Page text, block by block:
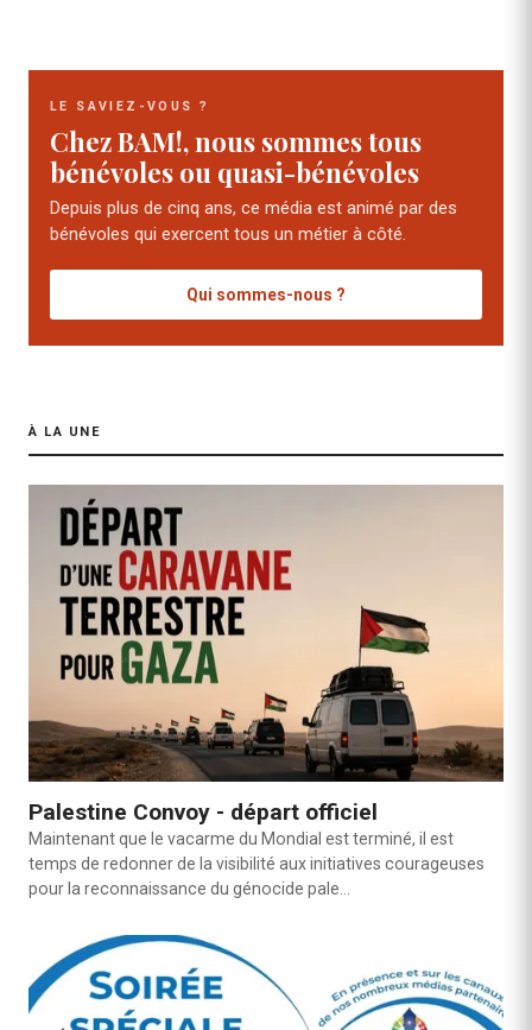
LE SAVIEZ-VOUS ?
Chez BAM!, nous sommes tous
bénévoles ou quasi-bénévoles
Depuis plus de cinq ans, ce média est animé par des
bénévoles qui exercent tous un métier à côté.
Qui sommes-nous ?
À LA UNE
Palestine Convoy - départ officiel
Maintenant que le vacarme du Mondial est terminé, il est
temps de redonner de la visibilité aux initiatives courageuses
pour la reconnaissance du génocide pale…